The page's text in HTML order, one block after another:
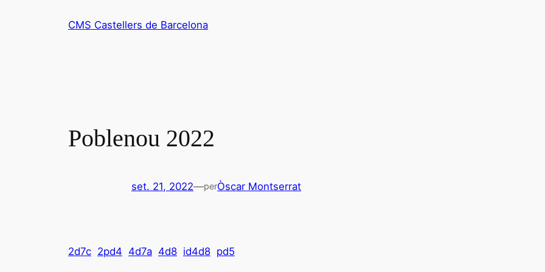
CMS Castellers de Barcelona
Poblenou 2022
set. 21, 2022—perÒscar Montserrat
2d7c 2pd4 4d7a 4d8 id4d8 pd5